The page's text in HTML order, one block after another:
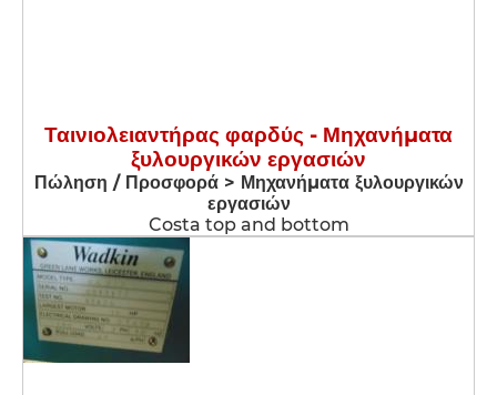
Ταινιολειαντήρας φαρδύς - Μηχανήματα
ξυλουργικών εργασιών
Πώληση / Προσφορά > Μηχανήματα ξυλουργικών
εργασιών
Costa top and bottom